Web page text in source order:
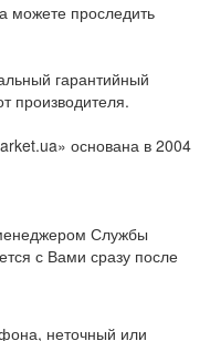
проследить
гарантийный
производителя.
основана в 2004
Службы
с Вами сразу после
неточный или